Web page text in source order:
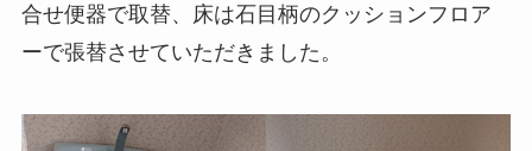
合せ便器で取替、床は石目柄のクッションフロア
ーで張替させていただきました。